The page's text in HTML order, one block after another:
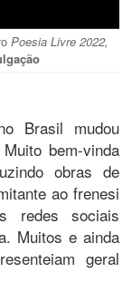
Poesia Livre 2022,
Brasil mudou
bem-vinda
obras de
ao frenesi
redes sociais
Muitos e ainda
geral